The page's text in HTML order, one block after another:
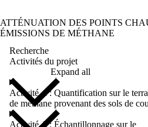
ATTÉNUATION DES POINTS
ÉMISSIONS DE MÉTHANE
Recherche
Activités du projet
Expand all
Activité 1 : Quantification sur le
de méthane provenant des sols de
Activité 2 : Échantillonnage sur le